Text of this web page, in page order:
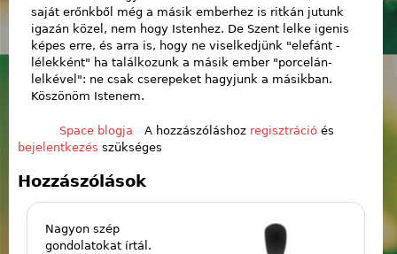
saját erőnkből még a másik emberhez is ritkán jutunk
igazán közel, nem hogy Istenhez. De Szent lelke igenis
képes erre, és arra is, hogy ne viselkedjünk "elefánt -
lélekként" ha találkozunk a másik ember "porcelán-
lelkével": ne csak cserepeket hagyjunk a másikban.
Köszönöm Istenem.
Space blogja A hozzászóláshoz regisztrációés
bejelentkezés szükséges
Hozzászólások
Nagyon szép
gondolatokat írtál.